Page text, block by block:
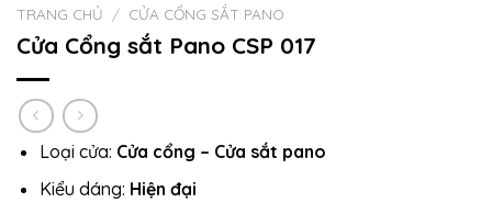
TRANG CHỦ / CỬA CỔNG SẮT PANO
Cửa Cổng sắt Pano CSP 017
Loại cửa: Cửa cổng – Cửa sắt pano
Kiểu dáng: Hiện đại